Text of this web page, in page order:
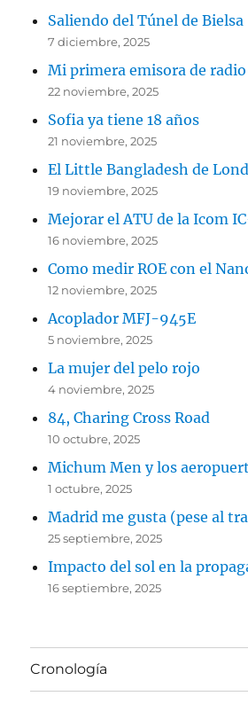
Saliendo del Túnel de Bielsa
7 diciembre, 2025
Mi primera emisora de radio
22 noviembre, 2025
Sofia ya tiene 18 años
21 noviembre, 2025
El Little Bangladesh de
19 noviembre, 2025
Mejorar el ATU de la Icom
16 noviembre, 2025
Como medir ROE con el
12 noviembre, 2025
Acoplador MFJ-945E
5 noviembre, 2025
La mujer del pelo rojo
4 noviembre, 2025
84, Charing Cross Road
10 octubre, 2025
Michum Men y los
1 octubre, 2025
Madrid me gusta (pese al
25 septiembre, 2025
Impacto del sol en la
16 septiembre, 2025
Cronología